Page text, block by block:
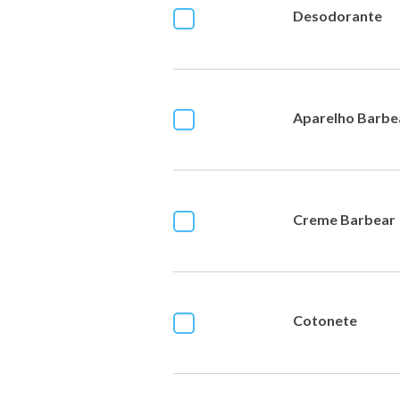
Desodorante
Aparelho
Creme Barbear
Cotonete